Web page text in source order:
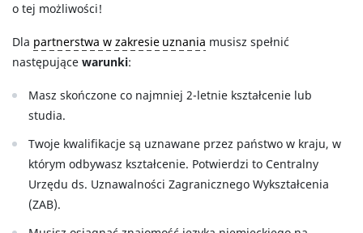
o tej możliwości!
Dla partnerstwa w zakresie uznania musisz spełnić
następujące warunki:
Masz skończone co najmniej 2-letnie kształcenie lub
studia.
Twoje kwalifikacje są uznawane przez państwo w kraju, w
którym odbywasz kształcenie. Potwierdzi to Centralny
Urzędu ds. Uznawalności Zagranicznego Wykształcenia
(ZAB).